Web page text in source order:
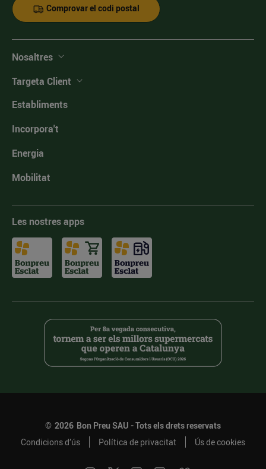
Comprovar el codi postal
Nosaltres
Targeta Client
Establiments
Incorpora't
Energia
Mobilitat
Les nostres apps
© 2026 Bon Preu SAU - Tots els drets reservats
Condicions d’ús
Política de privacitat Ús de cookies